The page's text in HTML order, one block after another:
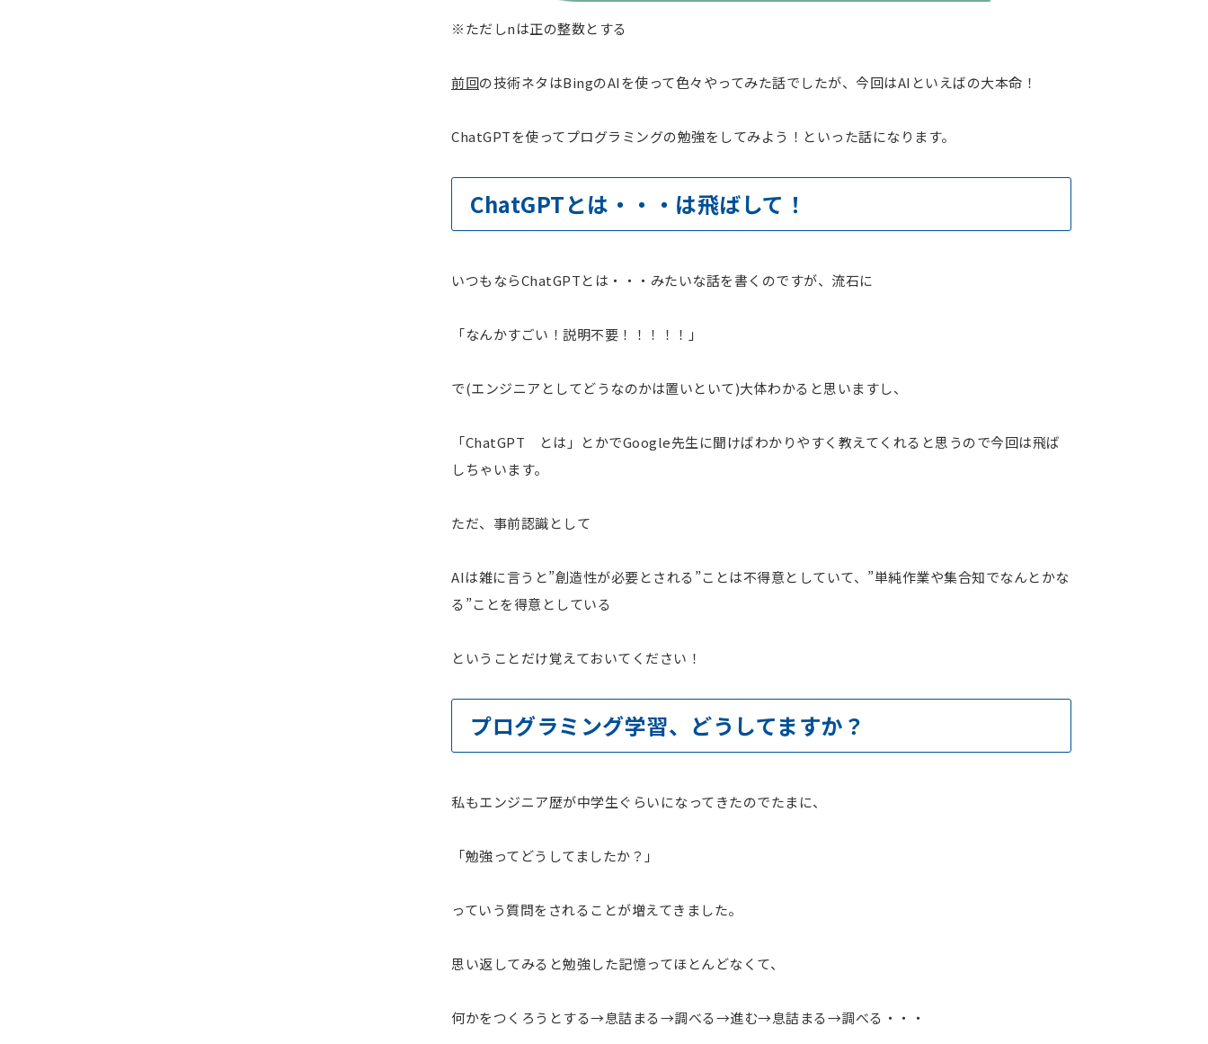
※ただしnは正の整数とする
前回の技術ネタはBingのAIを使って色々やってみた話でしたが、今回はAIといえばの大本命！
ChatGPTを使ってプログラミングの勉強をしてみよう！といった話になります。
ChatGPTとは・・・は飛ばして！
いつもならChatGPTとは・・・みたいな話を書くのですが、流石に
「なんかすごい！説明不要！！！！！」
で(エンジニアとしてどうなのかは置いといて)大体わかると思いますし、
「ChatGPT とは」とかでGoogle先生に聞けばわかりやすく教えてくれると思うので今回は飛ば
しちゃいます。
ただ、事前認識として
AIは雑に言うと”創造性が必要とされる”ことは不得意としていて、”単純作業や集合知でなんとかな
る”ことを得意としている
ということだけ覚えておいてください！
プログラミング学習、どうしてますか？
私もエンジニア歴が中学生ぐらいになってきたのでたまに、
「勉強ってどうしてましたか？」
っていう質問をされることが増えてきました。
思い返してみると勉強した記憶ってほとんどなくて、
何かをつくろうとする→息詰まる→調べる→進む→息詰まる→調べる・・・